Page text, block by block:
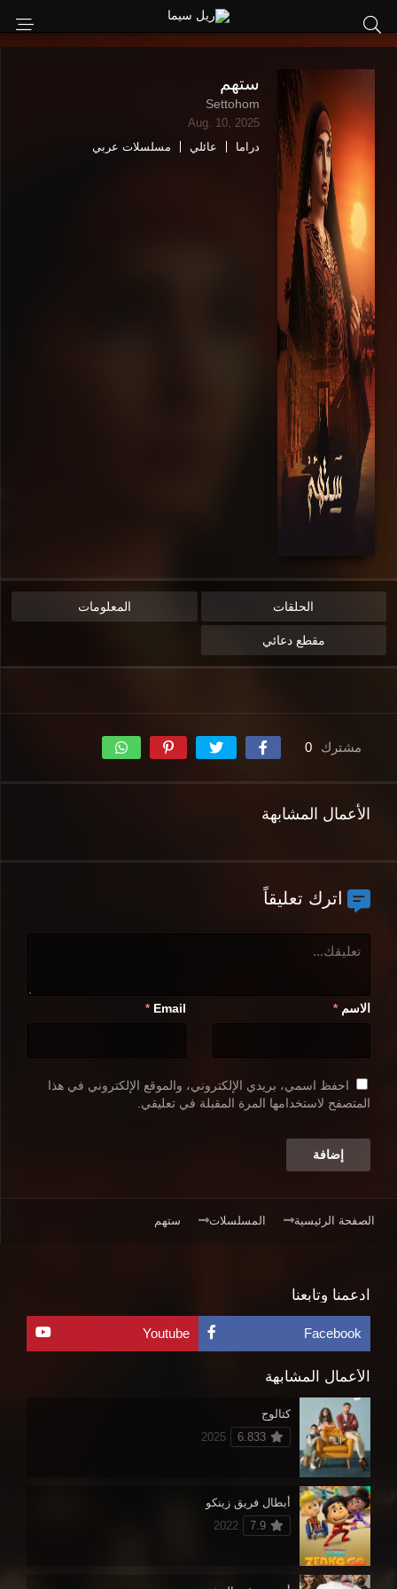
ستهم
Settohom
Aug. 10, 2025
دراما
عائلي مسلسلات عربي
الحلقات المعلومات
مقطع دعائي
مشترك 0
الأعمال المشابهة
اترك تعليقاً
الاسم *
Email
*
احفظ اسمي، بريدي الإلكتروني، والموقع الإلكتروني في هذا
المتصفح لاستخدامها المرة المقبلة في تعليقي.
الصفحة الرئيسية المسلسلات ستهم
ادعمنا وتابعنا
Facebook
Youtube
الأعمال المشابهة
كتالوج
6.833
2025
أبطال فريق زينكو
7.9
2022